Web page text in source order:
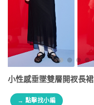
小性感垂墜雙層開衩長裙
→ 點擊找小編